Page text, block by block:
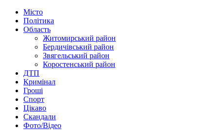
Місто
Політика
Область
Житомирський район
Бердичівський район
Звягельський район
Коростенський район
ДТП
Кримінал
Гроші
Спорт
Цікаво
Скандали
Фото/Відео